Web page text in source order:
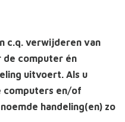
c.q. verwijderen van
de computer én
uitvoert. Als u
computers en/of
handeling(en) zo